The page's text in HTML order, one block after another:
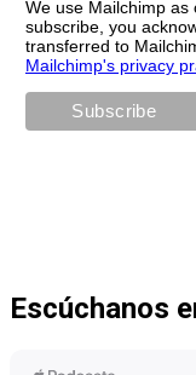
We use Mailchimp as
subscribe, you
transferred to
Mailchimp's privacy
Escúchanos